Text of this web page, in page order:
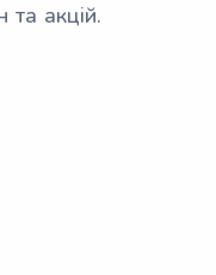
та акцій.